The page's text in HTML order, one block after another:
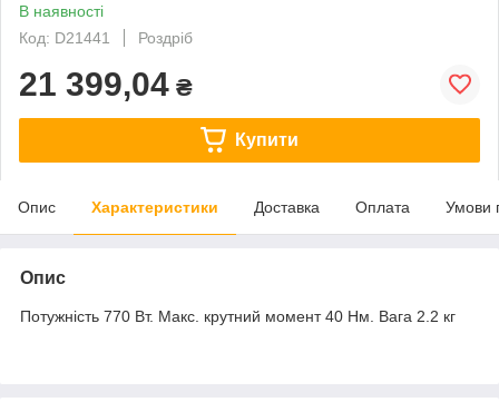
В наявності
Код: D21441
Роздріб
21 399,04 ₴
Купити
Опис Характеристики Доставка Оплата Умови
Опис
Потужність 770 Вт. Макс. крутний момент 40 Нм. Вага 2.2 кг